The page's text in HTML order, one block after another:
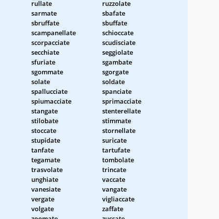
rullate
ruzzolate
sarmate
sbafate
sbruffate
sbuffate
scampanellate
schioccate
scorpacciate
scudisciate
secchiate
seggiolate
sfuriate
sgambate
sgommate
sgorgate
solate
soldate
spallucciate
spanciate
spiumacciate
sprimacciate
stangate
stenterellate
stilobate
stimmate
stoccate
stornellate
stupidate
suricate
tanfate
tartufate
tegamate
tombolate
trasvolate
trincate
unghiate
vaccate
vanesiate
vangate
vergate
vigliaccate
volgate
zaffate